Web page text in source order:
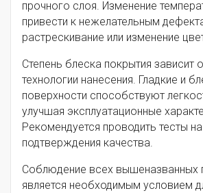
прочного слоя. Изменение
привести к нежелательным
растрескивание или изменение
Степень блеска покрытия зависит
технологии нанесения. Гладкие и
поверхности способствуют
улучшая эксплуатационные
Рекомендуется проводить тесты
подтверждения качества.
Соблюдение всех вышеназванных
является необходимым условием